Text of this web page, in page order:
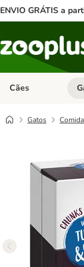
ENVIO GRÁTIS a
Cães
Gatos